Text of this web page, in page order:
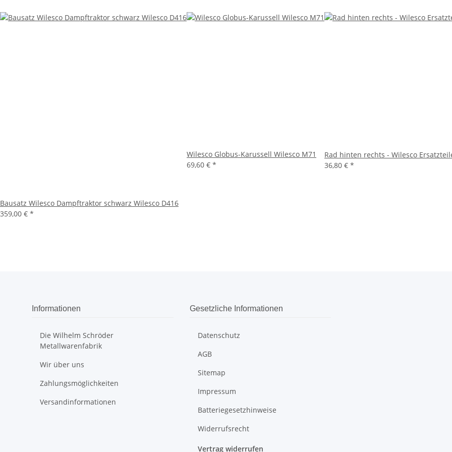
Bausatz Wilesco Dampftraktor schwarz Wilesco D416
359,00 € *
Wilesco Globus-Karussell Wilesco M71
69,60 € *
Rad hinten rechts - Wilesco
36,80 € *
Informationen
Die Wilhelm Schröder
Metallwarenfabrik
Wir über uns
Zahlungsmöglichkeiten
Versandinformationen
Gesetzliche Informationen
Datenschutz
AGB
Sitemap
Impressum
Batteriegesetzhinweise
Widerrufsrecht
Vertrag widerrufen